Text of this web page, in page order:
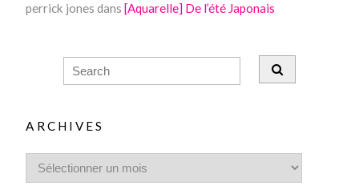
perrick jones dans[Aquarelle] De l’été Japonais
ARCHIVES